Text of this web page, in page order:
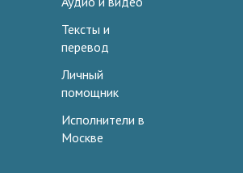
Тексты и
перевод
Личный
помощник
Исполнители в
Москве